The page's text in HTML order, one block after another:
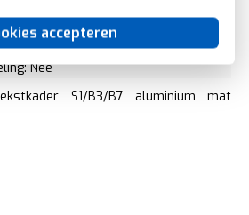
accepteren
toetsaansluiting: Ja
Nee
Nee
S1/B3/B7 aluminium mat